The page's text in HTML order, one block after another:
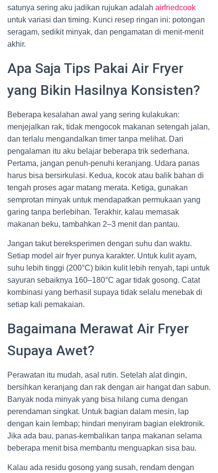
satunya sering aku jadikan rujukan adalah airfriedcook
untuk variasi dan timing. Kunci resep ringan ini: potongan
seragam, sedikit minyak, dan pengamatan di menit-menit
akhir.
Apa Saja Tips Pakai Air Fryer
yang Bikin Hasilnya Konsisten?
Beberapa kesalahan awal yang sering kulakukan:
menjejalkan rak, tidak mengocok makanan setengah jalan,
dan terlalu mengandalkan timer tanpa melihat. Dari
pengalaman itu aku belajar beberapa trik sederhana.
Pertama, jangan penuh-penuhi keranjang. Udara panas
harus bisa bersirkulasi. Kedua, kocok atau balik bahan di
tengah proses agar matang merata. Ketiga, gunakan
semprotan minyak untuk mendapatkan permukaan yang
garing tanpa berlebihan. Terakhir, kalau memasak
makanan beku, tambahkan 2–3 menit dan pantau.
Jangan takut bereksperimen dengan suhu dan waktu.
Setiap model air fryer punya karakter. Untuk kulit ayam,
suhu lebih tinggi (200°C) bikin kulit lebih renyah, tapi untuk
sayuran sebaiknya 160–180°C agar tidak gosong. Catat
kombinasi yang berhasil supaya tidak selalu menebak di
setiap kali pemakaian.
Bagaimana Merawat Air Fryer
Supaya Awet?
Perawatan itu mudah, asal rutin. Setelah alat dingin,
bersihkan keranjang dan rak dengan air hangat dan sabun.
Banyak noda minyak yang bisa hilang cuma dengan
perendaman singkat. Untuk bagian dalam mesin, lap
dengan kain lembap; hindari menyiram bagian elektronik.
Jika ada bau, panas-kembalikan tanpa makanan selama
beberapa menit bisa membantu menguapkan sisa bau.
Kalau ada residu gosong yang susah, rendam dengan